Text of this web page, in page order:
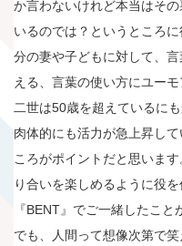
か言わないけれど本当はそ
いるのでは？というところ
分の妻や子どもに対して、
える、言葉の使い方にユー
二世は50歳を超えているに
肉体的にも活力が急上昇し
ころがポイントだと思いま
り合いを楽しめるように役
『BENT』でご一緒したこ
でも、人間って想像次第で